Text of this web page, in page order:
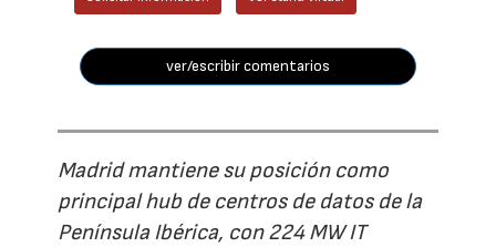
ver/escribir comentarios
Madrid mantiene su posición como
principal hub de centros de datos de la
Península Ibérica, con 224 MW IT